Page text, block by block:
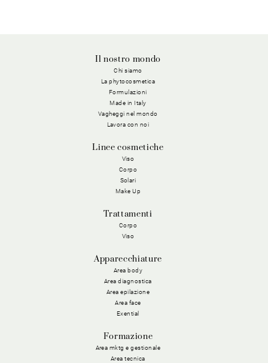
Il nostro mondo
Chi siamo
La phytocosmetica
Formulazioni
Made in Italy
Vagheggi nel mondo
Lavora con noi
Linee cosmetiche
Viso
Corpo
Solari
Make Up
Trattamenti
Corpo
Viso
Apparecchiature
Area body
Area diagnostica
Area epilazione
Area face
Exential
Formazione
Area mktg e gestionale
Area tecnica